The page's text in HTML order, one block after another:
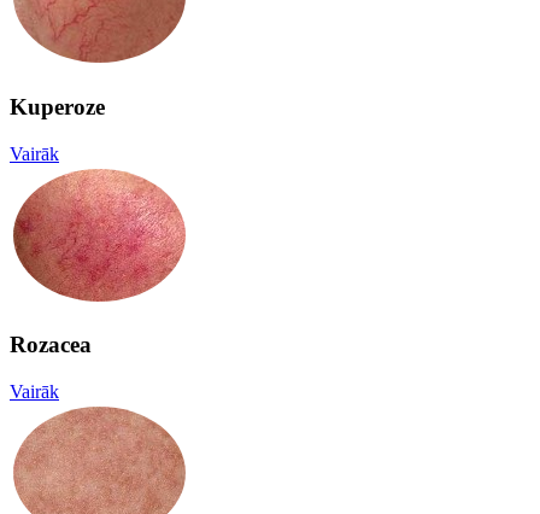
Kuperoze
Vairāk
Rozacea
Vairāk